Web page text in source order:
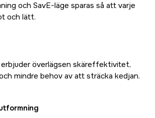
och SavE-läge sparas så att varje
och lätt.
erbjuder överlägsen skäreffektivitet,
mindre behov av att sträcka kedjan.